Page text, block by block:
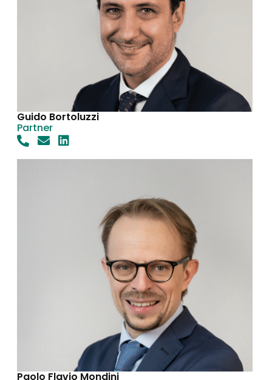
Guido Bortoluzzi
Partner
Paolo Flavio Mondini